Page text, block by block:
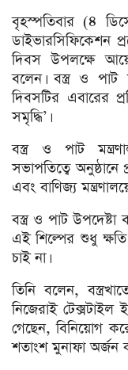
বৃহস্পতিবার (৪
ডাইভারসিফিকেশন
দিবস উপলক্ষে
বলেন। বস্ত্র ও
দিবসটির এবারের
সমৃদ্ধি’।
বস্ত্র ও পাট
সভাপতিত্বে অনুষ্ঠানে
এবং বাণিজ্য
বস্ত্র ও পাট
এই শিল্পের শুধু
চাই না।
তিনি বলেন,
নিজেরাই টেক্সটাইল
গেছেন, বিনিয়োগ
শতাংশ মুনাফা অর্জন